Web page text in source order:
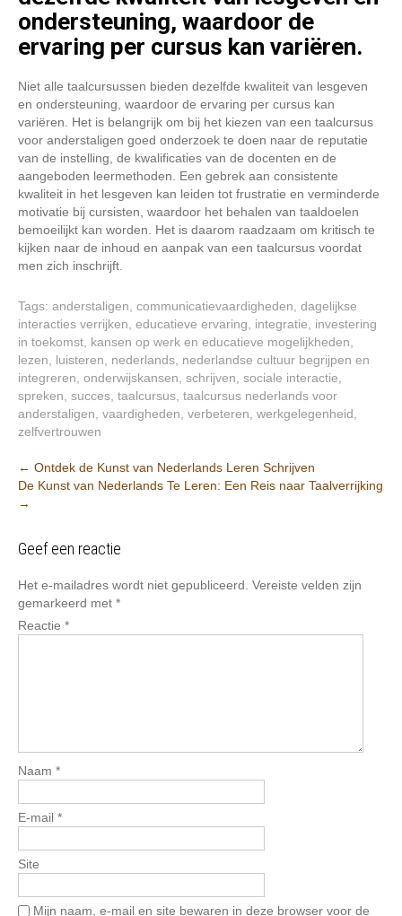
ondersteuning, waardoor de
ervaring per cursus kan variëren.
Niet alle taalcursussen bieden dezelfde kwaliteit van lesgeven
en ondersteuning, waardoor de ervaring per cursus kan
variëren. Het is belangrijk om bij het kiezen van een taalcursus
voor anderstaligen goed onderzoek te doen naar de reputatie
van de instelling, de kwalificaties van de docenten en de
aangeboden leermethoden. Een gebrek aan consistente
kwaliteit in het lesgeven kan leiden tot frustratie en verminderde
motivatie bij cursisten, waardoor het behalen van taaldoelen
bemoeilijkt kan worden. Het is daarom raadzaam om kritisch te
kijken naar de inhoud en aanpak van een taalcursus voordat
men zich inschrijft.
Tags: anderstaligen communicatievaardigheden dagelijkse
interacties verrijken educatieve ervaring integratie
investering
in toekomst kansen op werk en educatieve mogelijkheden
lezen
luisteren nederlands nederlandse cultuur begrijpen en
integreren onderwijskansen schrijven sociale interactie
spreken succes taalcursus taalcursus nederlands voor
anderstaligen vaardigheden verbeteren werkgelegenheid
zelfvertrouwen
Berichtnavigatie
← Ontdek de Kunst van Nederlands Leren Schrijven
De Kunst van Nederlands Te Leren: Een Reis naar Taalverrijking
→
Geef een reactie
Het e-mailadres wordt niet gepubliceerd. Vereiste velden zijn
gemarkeerd met *
Reactie *
Naam *
E-mail *
Site
Mijn naam, e-mail en site bewaren in deze browser voor de